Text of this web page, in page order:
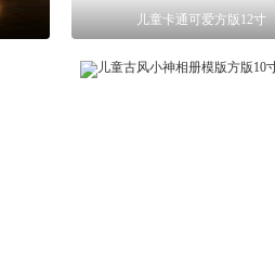
儿童卡通可爱方版12寸